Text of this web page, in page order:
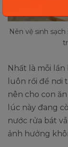
Nên vệ sinh
Nhất là mỗi
luôn rồi để nơi
nên cho con
lúc này đang
nước rửa bát
ảnh hưởng